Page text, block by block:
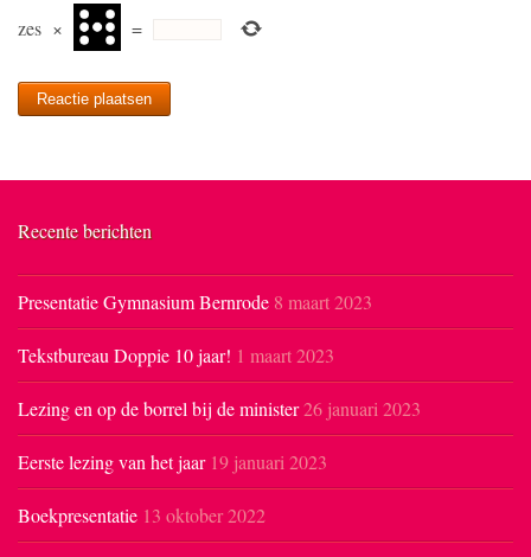
zes × =
Recente berichten
Presentatie Gymnasium Bernrode 8 maart 2023
Tekstbureau Doppie 10 jaar! 1 maart 2023
Lezing en op de borrel bij de minister26 januari 2023
Eerste lezing van het jaar 19 januari 2023
Boekpresentatie 13 oktober 2022